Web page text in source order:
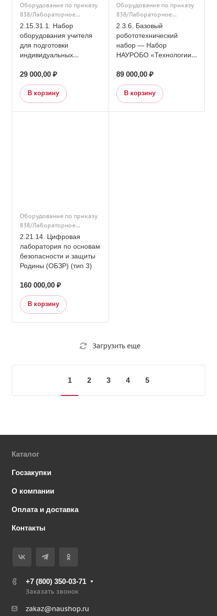
Оборудование по приказу
838/Лабораторное
оборудование/Подраздел
15. Кабинет химии/
838/Подраздел 15. Кабинет
химии
2.15.31.1. Набор
оборудования учителя
для подготовки
индивидуальных
Химии (на 15 чел.)
29 000,00 ₽
В корзину
Оборудование по приказу
838/Лабораторное
оборудование/Начальная
школа/Основное общее
образование/
Конструкторы и
Образовательная
робототехника/Подраздел
3. Кабинет проектно-
исследовательской
2.3.6. Базовый
робототехнический
набор — Набор
НАУРОБО «Технологии,
механизмы»
89 000,00 ₽
В корзину
Оборудование по приказу
838/Лабораторное
оборудование/Основное
общее образование/
Подраздел 21. Кабинет
основы безопасности и
защиты Родины (ОБЗР)/
Дополнительное
образование/Подраздел
21. Кабинет основы
безопасности и защиты
2.21.14. Цифровая
лаборатория по основам
безопасности и защиты
Родины (ОБЗР) (тип 3)
160 000,00 ₽
В корзину
Загрузить еще
1 2 3 4 5
Каталог
Госзакупки
О компании
Оплата и доставка
Контакты
+7 (800) 350-03-71
Заказать звонок
zakaz@naushop.ru